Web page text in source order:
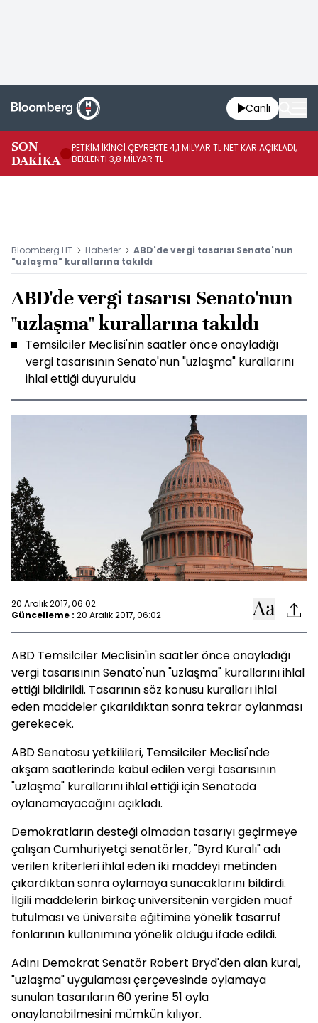
Canlı
SON
DAKİKA
PETKİM İKİNCİ ÇEYREKTE 4,1 MİLYAR TL NET KAR AÇIKLADI,
BEKLENTİ 3,8 MİLYAR TL
Bloomberg HT Haberler
ABD'de vergi tasarısı Senato'nun
"uzlaşma" kurallarına takıldı
ABD'de vergi tasarısı Senato'nun
"uzlaşma" kurallarına takıldı
Temsilciler Meclisi'nin saatler önce onayladığı
vergi tasarısının Senato'nun "uzlaşma" kurallarını
ihlal ettiği duyuruldu
20 Aralık 2017, 06:02
Güncelleme : 20 Aralık 2017, 06:02
ABD Temsilciler Meclisin'in saatler önce onayladığı
vergi tasarısının Senato'nun "uzlaşma" kurallarını ihlal
ettiği bildirildi. Tasarının söz konusu kuralları ihlal
eden maddeler çıkarıldıktan sonra tekrar oylanması
gerekecek.
ABD Senatosu yetkilileri, Temsilciler Meclisi'nde
akşam saatlerinde kabul edilen vergi tasarısının
"uzlaşma" kurallarını ihlal ettiği için Senatoda
oylanamayacağını açıkladı.
Demokratların desteği olmadan tasarıyı geçirmeye
çalışan Cumhuriyetçi senatörler, "Byrd Kuralı" adı
verilen kriterleri ihlal eden iki maddeyi metinden
çıkardıktan sonra oylamaya sunacaklarını bildirdi.
İlgili maddelerin birkaç üniversitenin vergiden muaf
tutulması ve üniversite eğitimine yönelik tasarruf
fonlarının kullanımına yönelik olduğu ifade edildi.
Adını Demokrat Senatör Robert Bryd'den alan kural,
"uzlaşma" uygulaması çerçevesinde oylamaya
sunulan tasarıların 60 yerine 51 oyla
onaylanabilmesini mümkün kılıyor.